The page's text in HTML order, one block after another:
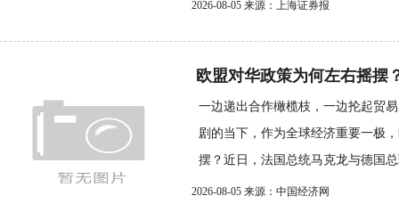
2026-08-05 来源：上海证券报
欧盟对华政策为何左右摇摆
一边递出合作橄榄枝，一边抡起贸
剧的当下，作为全球经济重要一极
摆？近日，法国总统马克龙与德国
2026-08-05 来源：中国经济网